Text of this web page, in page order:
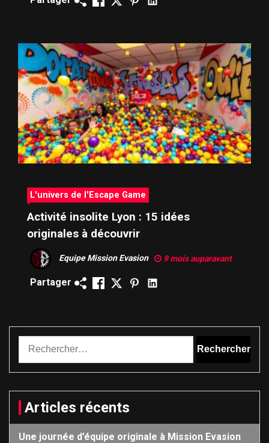
L'univers de l'Escape Game
Activité insolite Lyon : 15 idées
originales à découvrir
Equipe Mission Evasion 9 mois auparavant
Partager
Rechercher :
Articles récents
Une journée d’équipe originale à Mission Evasion